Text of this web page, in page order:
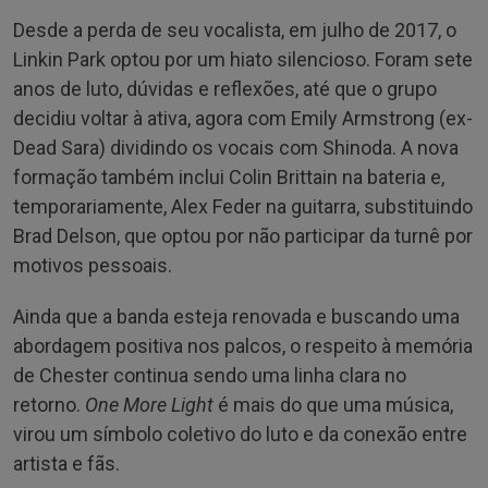
Desde a perda de seu vocalista, em julho de 2017, o
Linkin Park optou por um hiato silencioso. Foram sete
anos de luto, dúvidas e reflexões, até que o grupo
decidiu voltar à ativa, agora com Emily Armstrong (ex-
Dead Sara) dividindo os vocais com Shinoda. A nova
formação também inclui Colin Brittain na bateria e,
temporariamente, Alex Feder na guitarra, substituindo
Brad Delson, que optou por não participar da turnê por
motivos pessoais.
Ainda que a banda esteja renovada e buscando uma
abordagem positiva nos palcos, o respeito à memória
de Chester continua sendo uma linha clara no
retorno. One More Light é mais do que uma música,
virou um símbolo coletivo do luto e da conexão entre
artista e fãs.